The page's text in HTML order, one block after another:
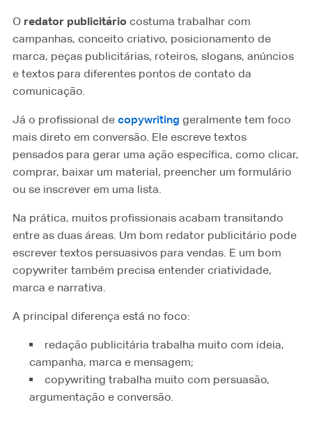
O redator publicitário costuma trabalhar com
campanhas, conceito criativo, posicionamento de
marca, peças publicitárias, roteiros, slogans, anúncios
e textos para diferentes pontos de contato da
comunicação.
Já o profissional de copywriting ⁠ geralmente tem foco
mais direto em conversão. Ele escreve textos
pensados para gerar uma ação específica, como clicar,
comprar, baixar um material, preencher um formulário
ou se inscrever em uma lista.
Na prática, muitos profissionais acabam transitando
entre as duas áreas. Um bom redator publicitário pode
escrever textos persuasivos para vendas. E um bom
copywriter também precisa entender criatividade,
marca e narrativa.
A principal diferença está no foco:
redação publicitária trabalha muito com ideia,
campanha, marca e mensagem;
copywriting trabalha muito com persuasão,
argumentação e conversão.